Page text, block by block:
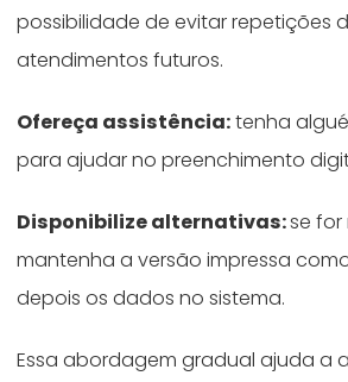
possibilidade de evitar repetições
atendimentos futuros.
Ofereça assistência:tenha
para ajudar no preenchimento
Disponibilize alternativas:se for
mantenha a versão impressa
depois os dados no sistema.
Essa abordagem gradual ajuda a